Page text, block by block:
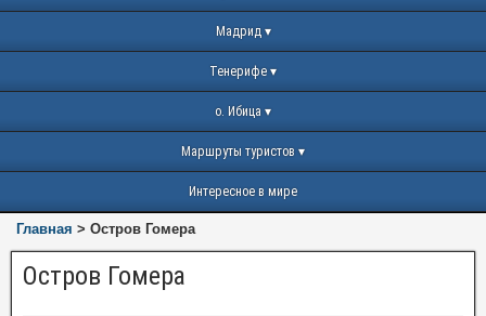
Мадрид
Тенерифе
о. Ибица
Маршруты туристов
Интересное в мире
Главная > Остров Гомера
Остров Гомера